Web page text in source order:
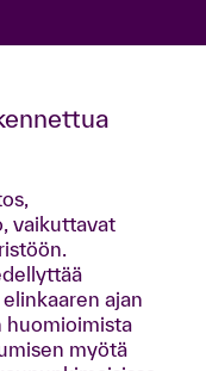
vaikuttavat
ajan
huomioimista
myötä